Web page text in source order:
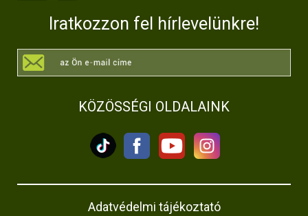
Iratkozzon fel hírlevelünkre!
KÖZÖSSÉGI OLDALAINK
Adatvédelmi tájékoztató